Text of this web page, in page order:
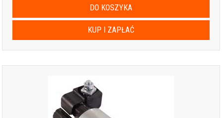
DO KOSZYKA
KUP I ZAPŁAĆ